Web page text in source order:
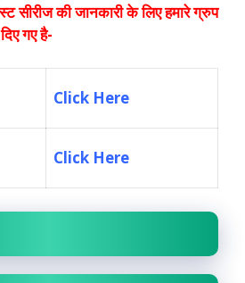
सीरीज की जानकारी के लिए हमारे ग्रुप
गए है-
Click Here
Click Here